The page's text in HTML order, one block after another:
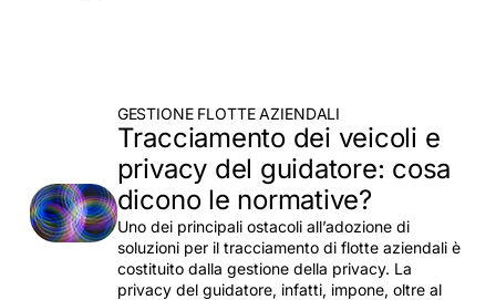
GESTIONE FLOTTE AZIENDALI
Tracciamento dei veicoli e
privacy del guidatore: cosa
dicono le normative?
Uno dei principali ostacoli all’adozione di
soluzioni per il tracciamento di flotte aziendali è
costituito dalla gestione della privacy. La
privacy del guidatore, infatti, impone, oltre al